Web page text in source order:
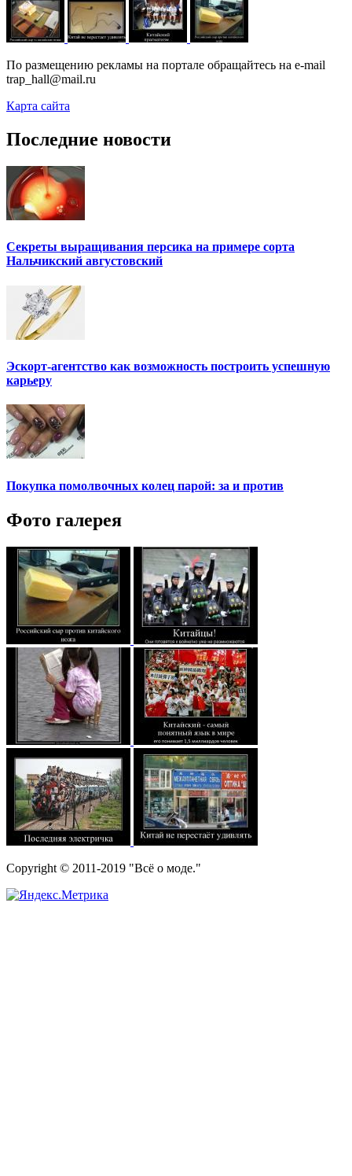
По размещению рекламы на портале обращайтесь на e-mail
trap_hall@mail.ru
Карта сайта
Последние новости
Секреты выращивания персика на примере сорта
Нальчикский августовский
Эскорт-агентство как возможность построить успешную
карьеру
Покупка помолвочных колец парой: за и против
Фото галерея
Copyright © 2011-2019 "Всё о моде."